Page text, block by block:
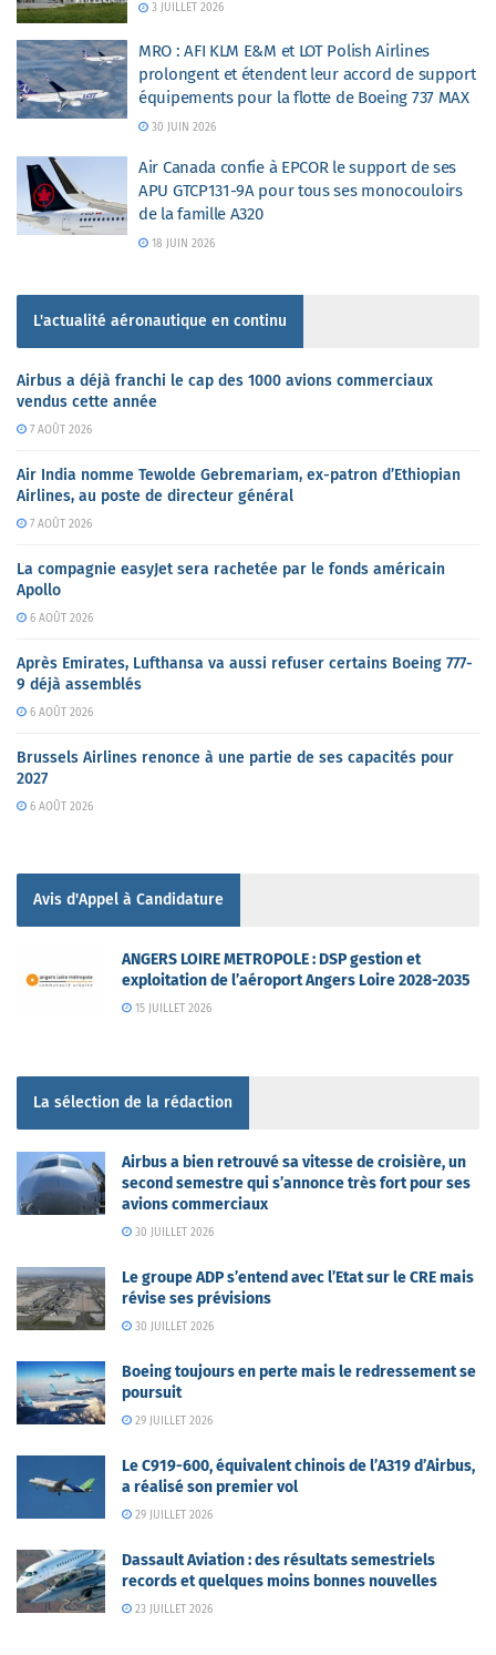
3 JUILLET 2026
MRO : AFI KLM E&M et LOT Polish Airlines
prolongent et étendent leur accord de support
équipements pour la flotte de Boeing 737 MAX
30 JUIN 2026
Air Canada confie à EPCOR le support de ses
APU GTCP131-9A pour tous ses monocouloirs
de la famille A320
18 JUIN 2026
L'actualité aéronautique en continu
Airbus a déjà franchi le cap des 1000 avions commerciaux
vendus cette année
7 AOÛT 2026
Air India nomme Tewolde Gebremariam, ex-patron d’Ethiopian
Airlines, au poste de directeur général
7 AOÛT 2026
La compagnie easyJet sera rachetée par le fonds américain
Apollo
6 AOÛT 2026
Après Emirates, Lufthansa va aussi refuser certains Boeing 777-
9 déjà assemblés
6 AOÛT 2026
Brussels Airlines renonce à une partie de ses capacités pour
2027
6 AOÛT 2026
Avis d'Appel à Candidature
ANGERS LOIRE METROPOLE : DSP gestion et
exploitation de l’aéroport Angers Loire 2028-2035
15 JUILLET 2026
La sélection de la rédaction
Airbus a bien retrouvé sa vitesse de croisière, un
second semestre qui s’annonce très fort pour ses
avions commerciaux
30 JUILLET 2026
Le groupe ADP s’entend avec l’Etat sur le CRE mais
révise ses prévisions
30 JUILLET 2026
Boeing toujours en perte mais le redressement se
poursuit
29 JUILLET 2026
Le C919-600, équivalent chinois de l’A319 d’Airbus,
a réalisé son premier vol
29 JUILLET 2026
Dassault Aviation : des résultats semestriels
records et quelques moins bonnes nouvelles
23 JUILLET 2026